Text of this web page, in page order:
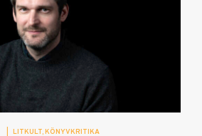
LITKULT KÖNYVKRITIKA